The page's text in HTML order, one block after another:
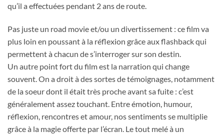
qu’il a effectuées pendant 2 ans de route.
Pas juste un road movie et/ou un divertissement : ce film va
plus loin en poussant à la réflexion grâce aux flashback qui
permettent à chacun de s’interroger sur son destin.
Un autre point fort du film est la narration qui change
souvent. On a droit à des sortes de témoignages, notamment
de la soeur dont il était très proche avant sa fuite : c’est
généralement assez touchant. Entre émotion, humour,
réflexion, rencontres et amour, nos sentiments se multiplie
grâce à la magie offerte par l’écran. Le tout melé à un